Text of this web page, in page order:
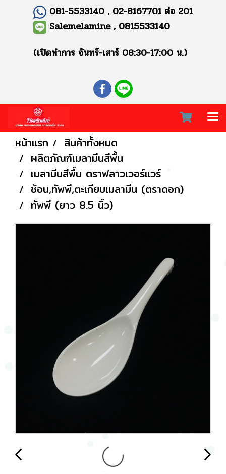
081-5533140 , 02-8167701 ต่อ 201
Salemelamine , 0815533140
(เปิดทำการ จันทร์-เสาร์ 08:30-17:00 น.)
หน้าแรก
สินค้าทั้งหมด
ผลิตภัณฑ์เมลามีนสีพื้น
เมลามีนสีพื้น ตราฟลาวเวอร์แวร์
ช้อน,ทัพพี,ตะเกียบเมลามีน (ตราดอก)
ทัพพี (ยาว 8.5 นิ้ว)